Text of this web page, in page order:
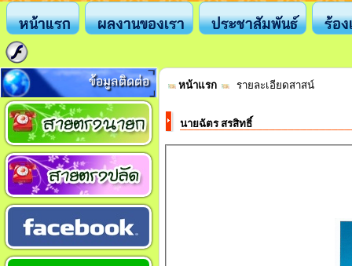
หน้าแรก ผลงานของเรา ประชาสัมพันธ์ ร้อ
ข้อมูลติดต่อ หน้าแรก รายละเอียดสาสน์
นายฉัตร สรสิทธิ์